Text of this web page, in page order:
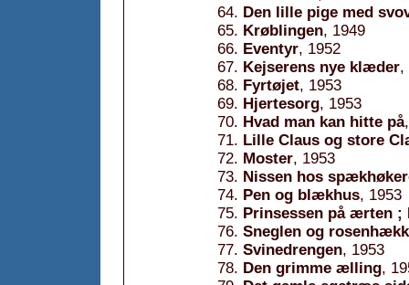
Den lille pige med
Krøblingen, 1949
Eventyr, 1952
Kejserens nye klæder,
Fyrtøjet, 1953
Hjertesorg, 1953
Hvad man kan hitte på
Lille Claus og store
Moster, 1953
Nissen hos
Pen og blækhus, 1953
Prinsessen på ærten ;
Sneglen og
Svinedrengen, 1953
Den grimme ælling,